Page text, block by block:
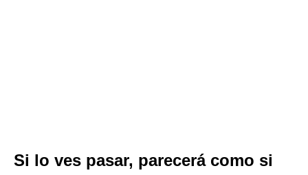
Si lo ves pasar, parecerá como si